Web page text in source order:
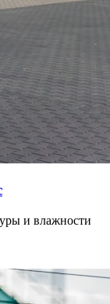
и влажности